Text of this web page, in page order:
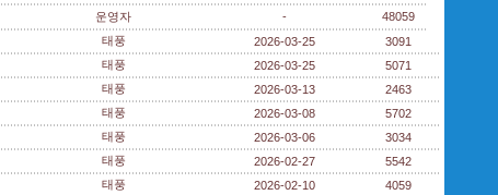
운영자 -
48059
태풍 2026-03-25
3091
태풍 2026-03-25
5071
태풍 2026-03-13
2463
태풍 2026-03-08
5702
태풍 2026-03-06
3034
태풍 2026-02-27
5542
태풍 2026-02-10
4059